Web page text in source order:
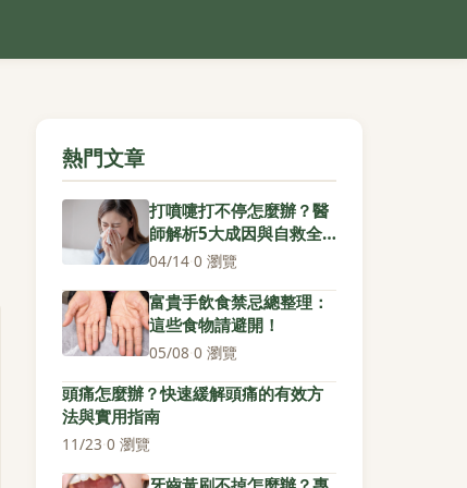
熱門文章
打噴嚏打不停怎麼辦？醫
師解析5大成因與自救全
攻略
04/14·0 瀏覽
富貴手飲食禁忌總整理：
這些食物請避開！
05/08·0 瀏覽
頭痛怎麼辦？快速緩解頭痛的有效方
法與實用指南
11/23·0 瀏覽